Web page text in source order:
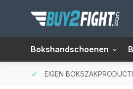
Bokshandschoenen
EIGEN